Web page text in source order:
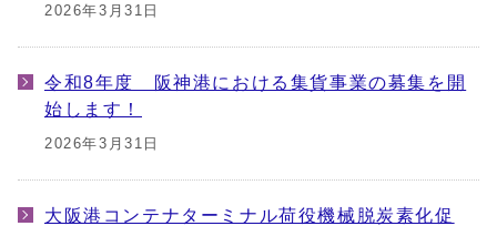
2026年3月31日
令和8年度 阪神港における集貨事業の募集を開
始します！
2026年3月31日
大阪港コンテナターミナル荷役機械脱炭素化促